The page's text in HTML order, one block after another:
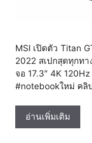
MSI เปิดตัว Titan
2022 สเปกสุดทุกท
จอ 17.3″ 4K
#notebookใหม่ ค
อ่านเพิ่มเติม
วิว